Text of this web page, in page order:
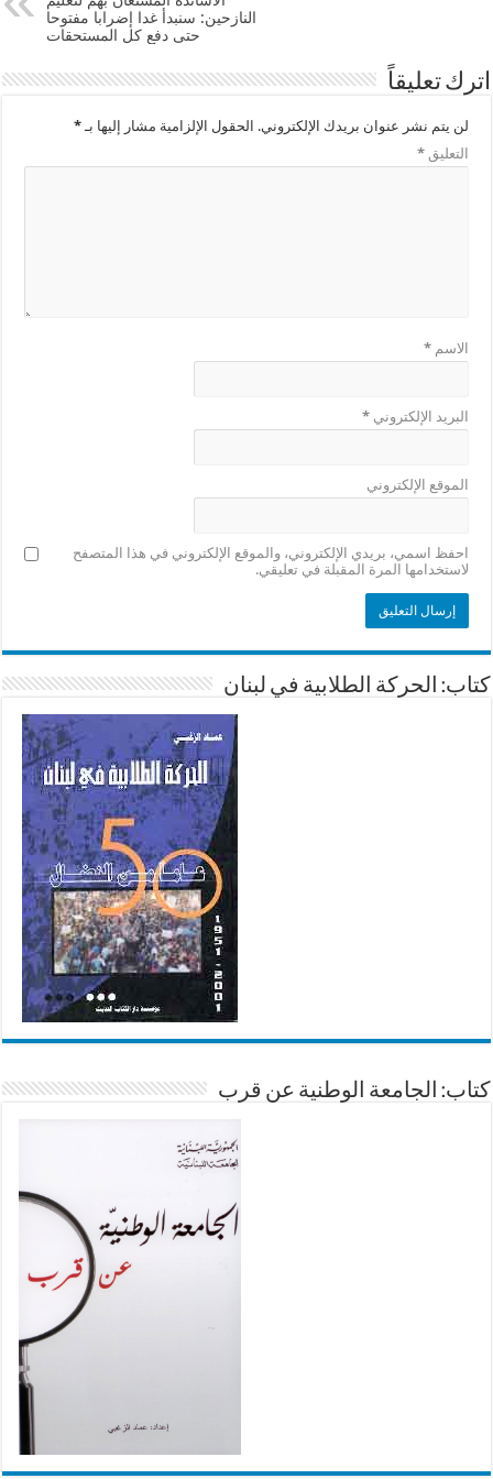
النازحين: سنبدأ غدا إضرابا مفتوحا
حتى دفع كل المستحقات
اترك تعليقاً
لن يتم نشر عنوان بريدك الإلكتروني. الحقول الإلزامية مشار إليها بـ*
التعليق*
الاسم*
البريد الإلكتروني*
الموقع الإلكتروني
احفظ اسمي، بريدي الإلكتروني، والموقع الإلكتروني في هذا المتصفح
لاستخدامها المرة المقبلة في تعليقي.
كتاب: الحركة الطلابية في لبنان
كتاب: الجامعة الوطنية عن قرب